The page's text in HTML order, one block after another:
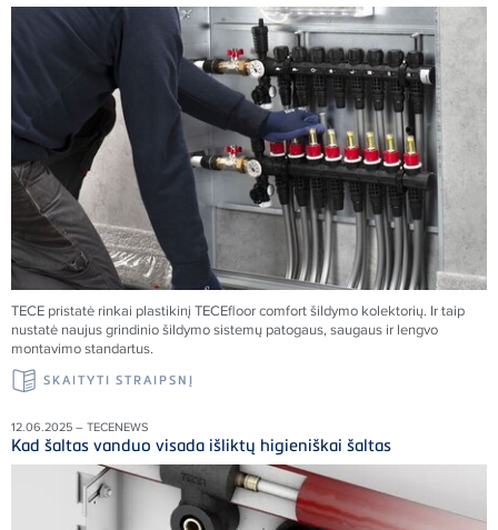
TECE pristatė rinkai plastikinį TECEfloor comfort šildymo kolektorių. Ir taip
nustatė naujus grindinio šildymo sistemų patogaus, saugaus ir lengvo
montavimo standartus.
SKAITYTI STRAIPSNĮ
12.06.2025 – TECENEWS
Kad šaltas vanduo visada išliktų higieniškai šaltas